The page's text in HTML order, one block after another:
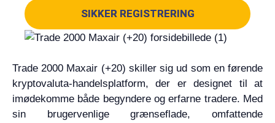
SIKKER REGISTRERING
Trade 2000 Maxair (+20) skiller sig ud som en førende
kryptovaluta-handelsplatform, der er designet til at
imødekomme både begyndere og erfarne tradere. Med
sin brugervenlige grænseflade, omfattende